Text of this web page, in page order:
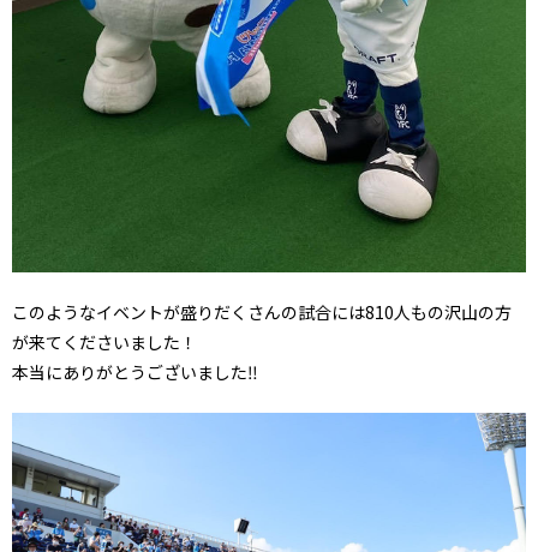
このようなイベントが盛りだくさんの試合には810人もの沢山の方
が来てくださいました！
本当にありがとうございました‼︎